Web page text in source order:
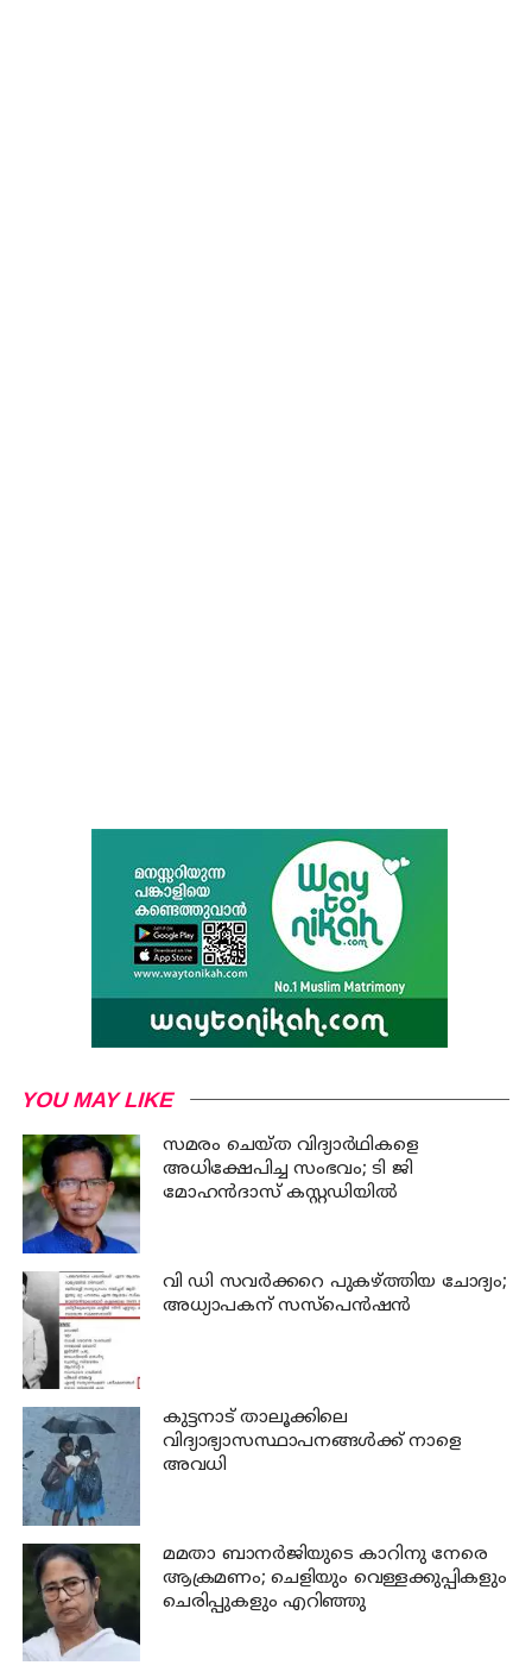
YOU MAY LIKE
സമരം ചെയ്ത വിദ്യാര്‍ഥികളെ
അധിക്ഷേപിച്ച സംഭവം; ടി ജി
മോഹന്‍ദാസ് കസ്റ്റഡിയിൽ
വി ഡി സവര്‍ക്കറെ പുകഴ്ത്തിയ ചോദ്യം;
അധ്യാപകന് സസ്പെന്‍ഷന്‍
കുട്ടനാട് താലൂക്കിലെ
വിദ്യാഭ്യാസസ്ഥാപനങ്ങള്‍ക്ക് നാളെ
അവധി
മമതാ ബാനർജിയുടെ കാറിനു നേരെ
ആക്രമണം; ചെളിയും വെള്ളക്കുപ്പികളും
ചെരിപ്പുകളും എറിഞ്ഞു